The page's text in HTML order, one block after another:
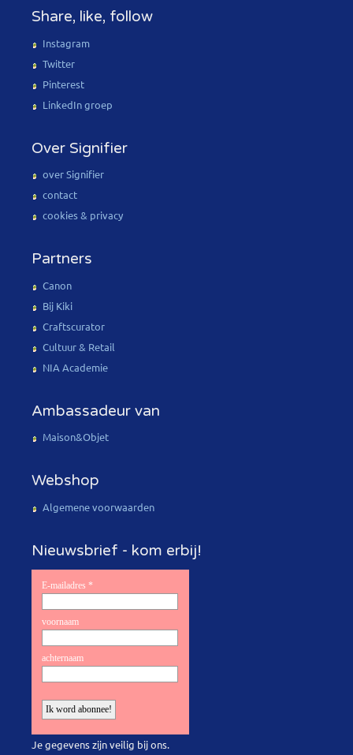
Share, like, follow
Instagram
Twitter
Pinterest
LinkedIn groep
Over Signifier
over Signifier
contact
cookies & privacy
Partners
Canon
Bij Kiki
Craftscurator
Cultuur & Retail
NIA Academie
Ambassadeur van
Maison&Objet
Webshop
Algemene voorwaarden
Nieuwsbrief - kom erbij!
Je gegevens zijn veilig bij ons.